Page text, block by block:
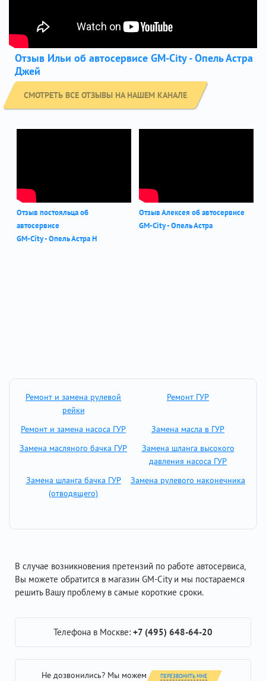
Отзыв Ильи об автосервисе GM-City - Опель Астра
Джей
СМОТРЕТЬ ВСЕ ОТЗЫВЫ НА НАШЕМ КАНАЛЕ
Отзыв постояльца об
автосервисе
GM-City - Опель Астра Н
Отзыв Алексея об автосервисе
GM-City - Опель Астра
Ремонт и замена рулевой
рейки
Ремонт ГУР
Ремонт и замена насоса ГУР
Замена масла в ГУР
Замена масляного бачка ГУР
Замена шланга высокого
давления насоса ГУР
Замена шланга бачка ГУР
(отводящего)
Замена рулевого наконечника
В случае возникновения претензий по работе автосервиса,
Вы можете обратится в магазин GM-City и мы постараемся
решить Вашу проблему в самые короткие сроки.
Телефона в Москве: +7 (495) 648-64-20
Не дозвонились? Мы можем ПЕРЕЗВОНИТЬ МНЕ